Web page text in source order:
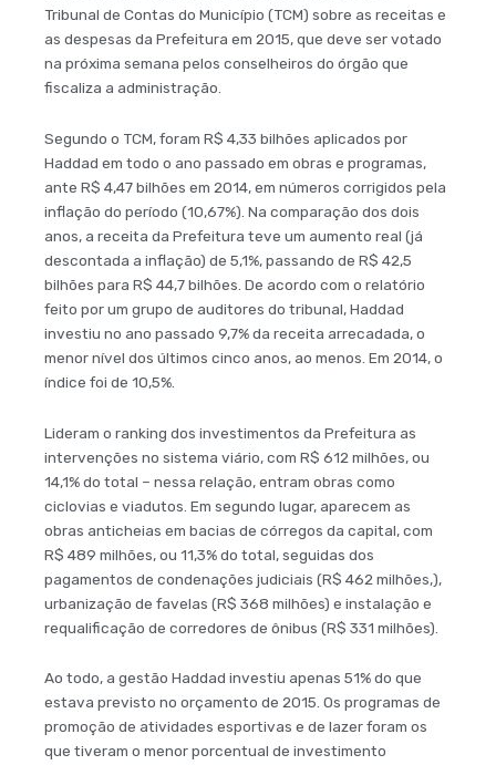
Tribunal de Contas do Município (TCM) sobre as receitas e
as despesas da Prefeitura em 2015, que deve ser votado
na próxima semana pelos conselheiros do órgão que
fiscaliza a administração.
Segundo o TCM, foram R$ 4,33 bilhões aplicados por
Haddad em todo o ano passado em obras e programas,
ante R$ 4,47 bilhões em 2014, em números corrigidos pela
inflação do período (10,67%). Na comparação dos dois
anos, a receita da Prefeitura teve um aumento real (já
descontada a inflação) de 5,1%, passando de R$ 42,5
bilhões para R$ 44,7 bilhões. De acordo com o relatório
feito por um grupo de auditores do tribunal, Haddad
investiu no ano passado 9,7% da receita arrecadada, o
menor nível dos últimos cinco anos, ao menos. Em 2014, o
índice foi de 10,5%.
Lideram o ranking dos investimentos da Prefeitura as
intervenções no sistema viário, com R$ 612 milhões, ou
14,1% do total – nessa relação, entram obras como
ciclovias e viadutos. Em segundo lugar, aparecem as
obras anticheias em bacias de córregos da capital, com
R$ 489 milhões, ou 11,3% do total, seguidas dos
pagamentos de condenações judiciais (R$ 462 milhões,),
urbanização de favelas (R$ 368 milhões) e instalação e
requalificação de corredores de ônibus (R$ 331 milhões).
Ao todo, a gestão Haddad investiu apenas 51% do que
estava previsto no orçamento de 2015. Os programas de
promoção de atividades esportivas e de lazer foram os
que tiveram o menor porcentual de investimento